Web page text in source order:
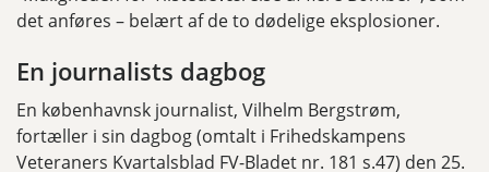
det anføres – belært af de to dødelige eksplosioner.
En journalists dagbog
En københavnsk journalist, Vilhelm Bergstrøm,
fortæller i sin dagbog (omtalt i Frihedskampens
Veteraners Kvartalsblad FV-Bladet nr. 181 s.47) den 25.